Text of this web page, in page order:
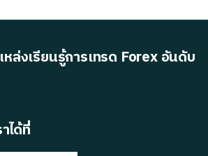
ล่งเรียนรู้การเทรด Forex อันดับ
ได้ที่